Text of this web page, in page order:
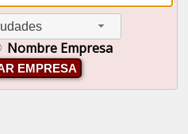
Nombre Empresa
EMPRESA